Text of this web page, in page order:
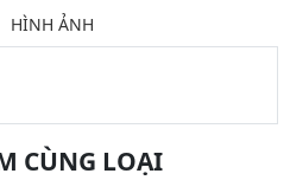
HÌNH ẢNH
CÙNG LOẠI